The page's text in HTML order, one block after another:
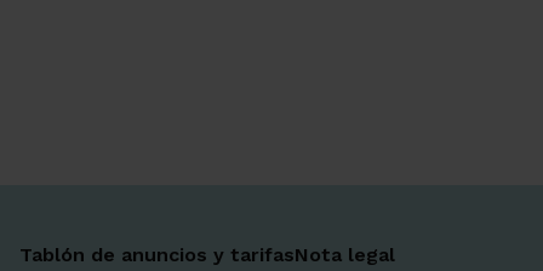
Tablón de anuncios y tarifasNota legal